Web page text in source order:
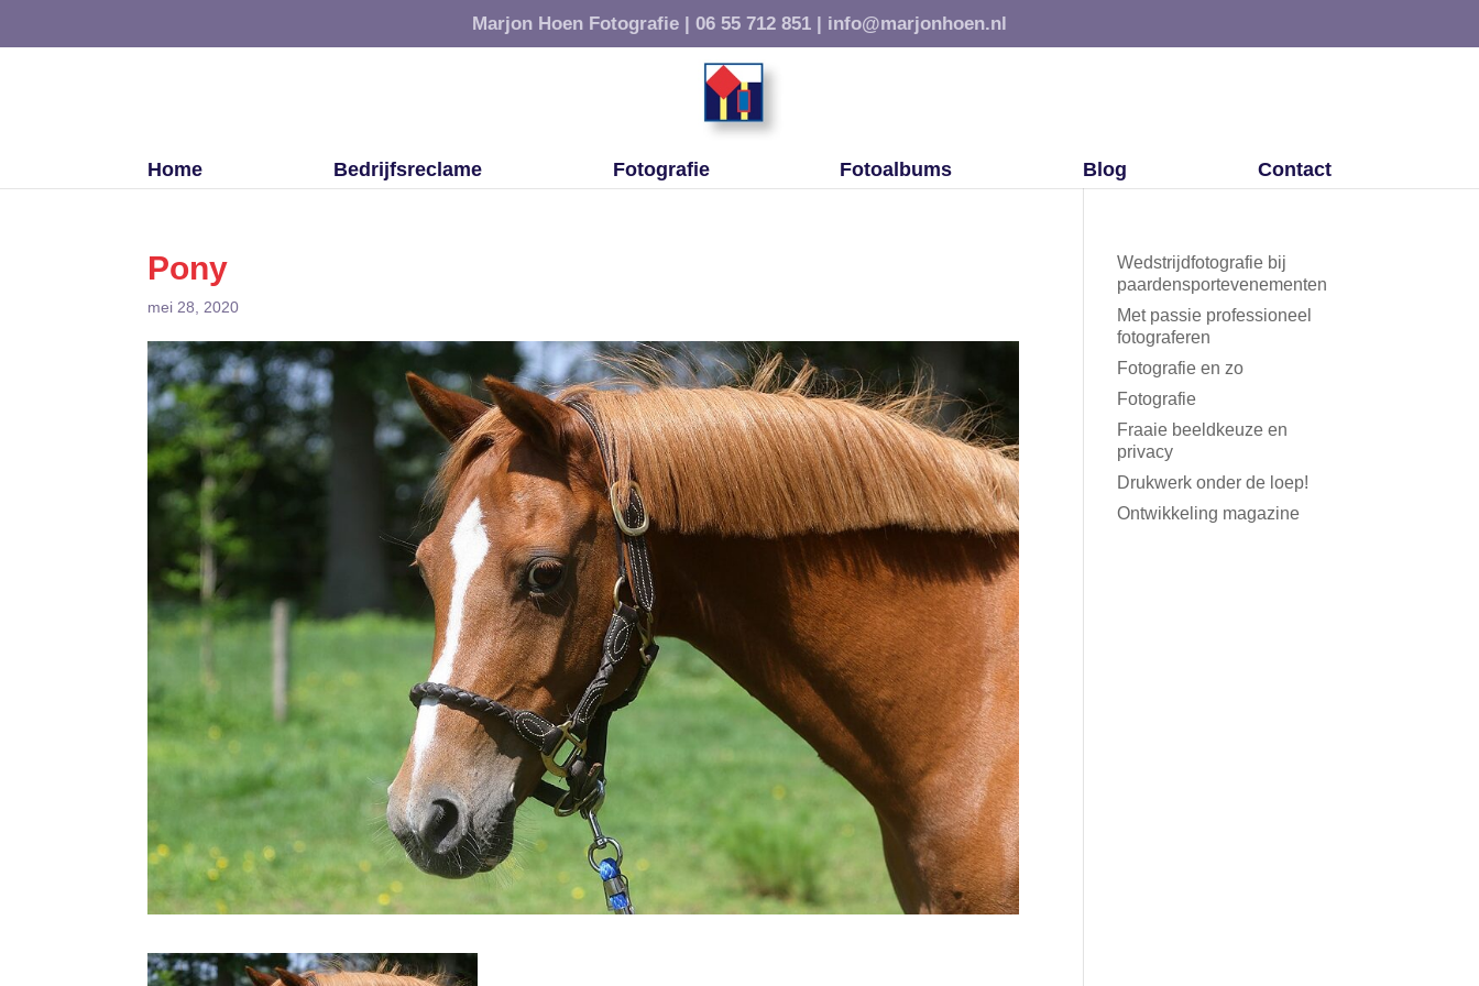
Marjon Hoen Fotografie | 06 55 712 851 | info@marjonhoen.nl
Home Bedrijfsreclame Fotografie Fotoalbums Blog Contact
Pony
mei 28, 2020
Wedstrijdfotografie bij
paardensportevenementen
Met passie professioneel
fotograferen
Fotografie en zo
Fotografie
Fraaie beeldkeuze en
privacy
Drukwerk onder de loep!
Ontwikkeling magazine